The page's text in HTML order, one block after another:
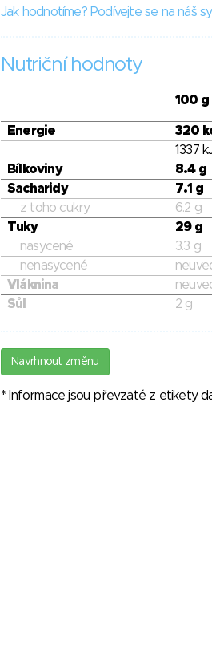
Jak hodnotíme? Podívejte se na náš
Nutriční hodnoty
100 g
Energie 320
1337
Bílkoviny
8.4 g
Sacharidy
7.1 g
z toho cukry
6.2 g
Tuky
29 g
nasycené
3.3 g
nenasycené
Vláknina
Sůl
2 g
Navrhnout změnu
* Informace jsou převzaté z etikety